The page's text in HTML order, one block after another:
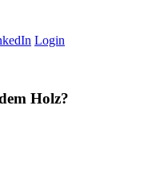
Login
Holz?